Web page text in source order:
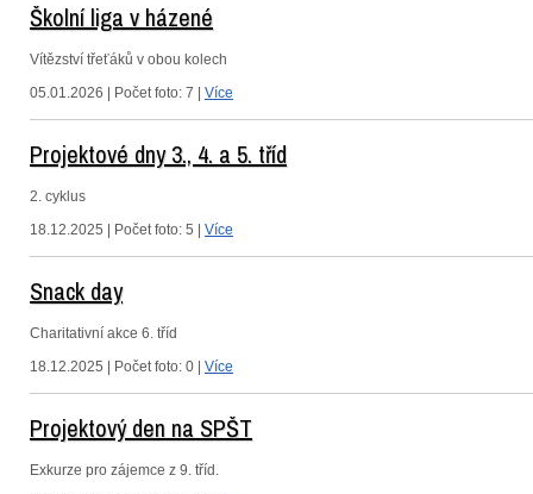
Školní liga v házené
Vítězství třeťáků v obou kolech
05.01.2026 | Počet foto: 7 | Více
Projektové dny 3., 4. a 5. tříd
2. cyklus
18.12.2025 | Počet foto: 5 | Více
Snack day
Charitativní akce 6. tříd
18.12.2025 | Počet foto: 0 | Více
Projektový den na SPŠT
Exkurze pro zájemce z 9. tříd.